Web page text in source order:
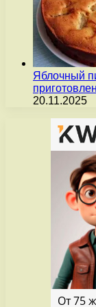
Яблочный
20.11.2025